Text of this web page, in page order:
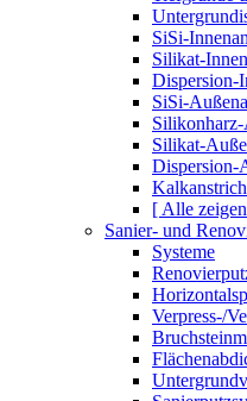
SiSi-
Silikat-
Dispersion-
SiSi-
Silikat-
Dispersion-
[ Alle
Sanier- und
Systeme
Verpress-/